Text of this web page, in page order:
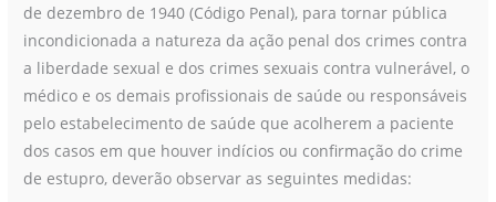
de dezembro de 1940 (Código Penal), para tornar pública
incondicionada a natureza da ação penal dos crimes contra
a liberdade sexual e dos crimes sexuais contra vulnerável, o
médico e os demais profissionais de saúde ou responsáveis
pelo estabelecimento de saúde que acolherem a paciente
dos casos em que houver indícios ou confirmação do crime
de estupro, deverão observar as seguintes medidas: